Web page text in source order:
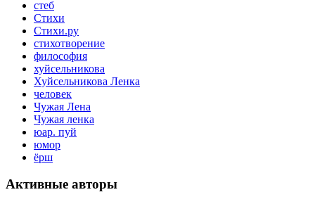
стеб
Стихи
Стихи.ру
стихотворение
философия
хуйсельникова
Хуйсельникова Ленка
человек
Чужая Лена
Чужая ленка
юар. пуй
юмор
ёрш
Активные авторы